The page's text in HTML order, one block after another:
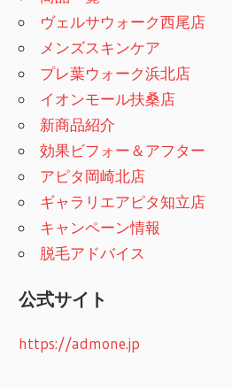
ヴェルサウォーク西尾店
メンズスキンケア
プレ葉ウォーク浜北店
イオンモール扶桑店
新商品紹介
効果ビフォー＆アフター
アピタ岡崎北店
ギャラリエアピタ知立店
キャンペーン情報
脱毛アドバイス
公式サイト
https://admone.jp